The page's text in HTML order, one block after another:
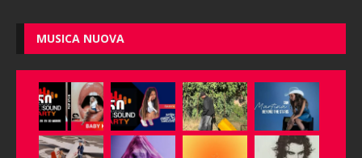
MUSICA NUOVA